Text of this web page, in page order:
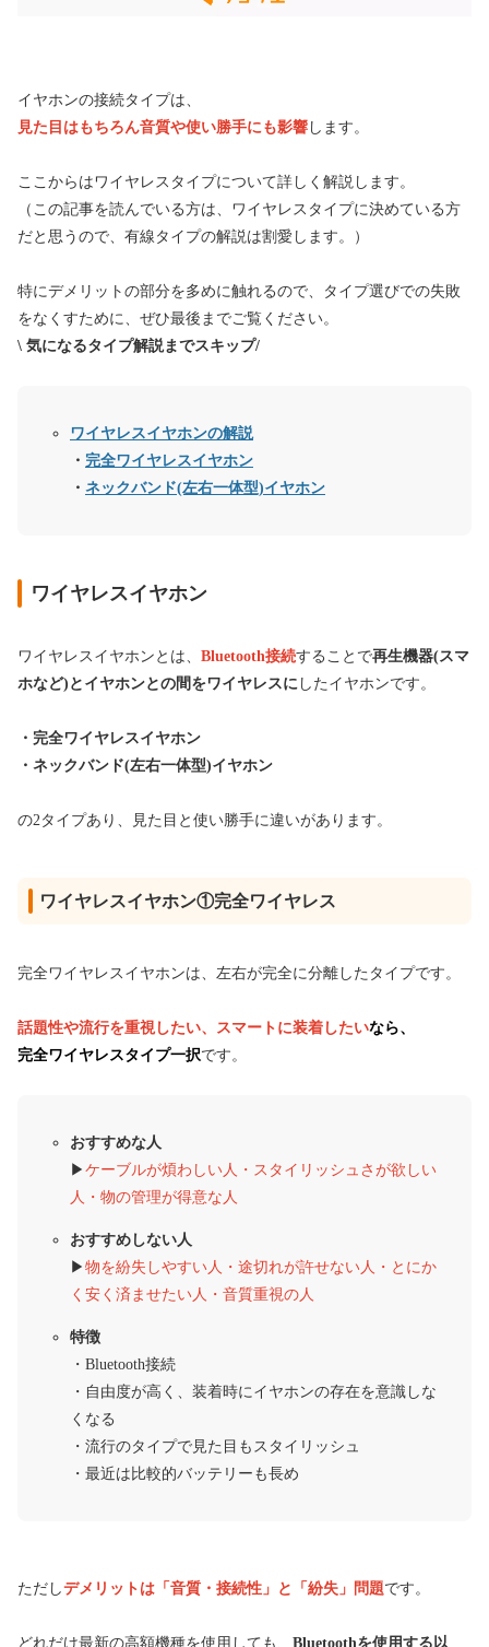
イヤホンの接続タイプは、
見た目はもちろん音質や使い勝手にも影響 します。
ここからはワイヤレスタイプについて詳しく解説します。
（この記事を読んでいる方は、ワイヤレスタイプに決めている方
だと思うので、有線タイプの解説は割愛します。）
特にデメリットの部分を多めに触れるので、タイプ選びでの失敗
をなくすために、ぜひ最後までご覧ください。
\ 気になるタイプ解説までスキップ/
ワイヤレスイヤホンの解説
・ 完全ワイヤレスイヤホン
・ ネックバンド(左右一体型)イヤホン
ワイヤレスイヤホン
ワイヤレスイヤホンとは、 Bluetooth接続することで再生機器(スマ
ホなど)とイヤホンとの間をワイヤレスに したイヤホンです。
・完全ワイヤレスイヤホン
・ネックバンド(左右一体型)イヤホン
の2タイプあり、見た目と使い勝手に違いがあります。
ワイヤレスイヤホン①完全ワイヤレス
完全ワイヤレスイヤホンは、左右が完全に分離したタイプです。
話題性や流行を重視したい、スマートに装着したいなら、
完全ワイヤレスタイプ一択です。
おすすめな人
▶︎ ケーブルが煩わしい人・スタイリッシュさが欲しい
人・物の管理が得意な人
おすすめしない人
▶︎ 物を紛失しやすい人・ 途切れが許せない人・とにか
く安く済ませたい人・音質重視の人
特徴
・Bluetooth接続
・自由度が高く、装着時にイヤホンの存在を意識しな
くなる
・流行のタイプで見た目もスタイリッシュ
・最近は比較的バッテリーも長め
ただしデメリットは「音質・接続性」と「紛失」問題です。
どれだけ最新の高額機種を使用しても、 Bluetoothを使用する以